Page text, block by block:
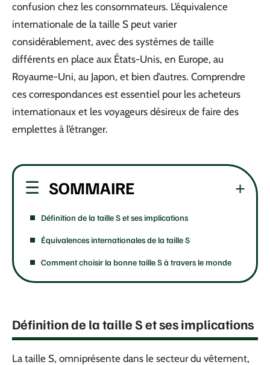
confusion chez les consommateurs. L’équivalence
internationale de la taille S peut varier
considérablement, avec des systèmes de taille
différents en place aux États-Unis, en Europe, au
Royaume-Uni, au Japon, et bien d’autres. Comprendre
ces correspondances est essentiel pour les acheteurs
internationaux et les voyageurs désireux de faire des
emplettes à l’étranger.
SOMMAIRE
Définition de la taille S et ses implications
Équivalences internationales de la taille S
Comment choisir la bonne taille S à travers le monde
Définition de la taille S et ses implications
La taille S, omniprésente dans le secteur du vêtement,